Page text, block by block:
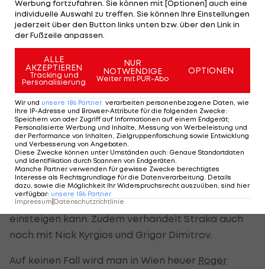
Opendas Halbfinale und gilt als kommender Top-
10-Spieler.
"Der hat die Zukunft vor sich und ist durch sein
exotisches Aussehen eine Bereicherung", so
Straka, der zudem auch schon Vorjahres-Sieger
Lucas Pouille verpflichtet hat.
Auch Murray ist weiterhin ein Thema
Ein Thema ist auch weiterhinAndy Murray, bei
dem aber noch nicht abzusehen ist, wann er nach
seiner Hüftverletzung wieder auf der Tour
einsteigen kann. Zudem verhandelt Straka auch
noch mit Nick Kyrgios und Grigor Dimitrov.
Auf keinen Fall wird man in Wien heuer Roger
Werbung fortzufahren. Sie können mit [Optionen] auch eine
individuelle Auswahl zu treffen. Sie können Ihre Einstellungen
jederzeit über den Button links unten bzw. über den Link in
der Fußzeile anpassen.
ALLE
AKZEPTIEREN
Tracking und
Personalisierung
NUR
NOTWENDIGE
Weiter mit PUR-Abo
OPTIONEN
Wir und unsere 186 Partner verarbeiten personenbezogene Daten, wie
Ihre IP-Adresse und Browser-Attribute für die folgenden Zwecke:
Speichern von oder Zugriff auf Informationen auf einem Endgerät;
Personalisierte Werbung und Inhalte, Messung von Werbeleistung und
der Performance von Inhalten, Zielgruppenforschung sowie Entwicklung
und Verbesserung von Angeboten
Diese Zwecke können unter Umständen auch: Genaue Standortdaten
und Identifikation durch Scannen von Endgeräten
Manche Partner verwenden für gewisse Zwecke berechtigtes
Interesse als Rechtsgrundlage für die Datenverarbeitung. Details
dazu, sowie die Möglichkeit Ihr Widerspruchsrecht auszuüben, sind hier
verfügbar: unsere 186 Partner
Impressum|Datenschutzrichtlinie